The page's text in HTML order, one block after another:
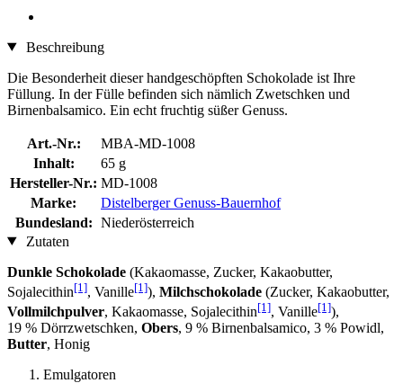
Beschreibung
Die Besonderheit dieser handgeschöpften Schokolade ist Ihre
Füllung. In der Fülle befinden sich nämlich Zwetschken und
Birnenbalsamico. Ein echt fruchtig süßer Genuss.
Art.-Nr.:
MBA-MD-1008
Inhalt:
65 g
Hersteller-Nr.: MD-1008
Marke:
Distelberger Genuss-Bauernhof
Bundesland: Niederösterreich
Zutaten
Dunkle Schokolade (Kakaomasse, Zucker, Kakaobutter,
Sojalecithin[1], Vanille[1]), Milchschokolade (Zucker, Kakaobutter,
Vollmilchpulver, Kakaomasse, Sojalecithin[1], Vanille[1]),
19 % Dörrzwetschken, Obers, 9 % Birnenbalsamico, 3 % Powidl,
Butter, Honig
Emulgatoren